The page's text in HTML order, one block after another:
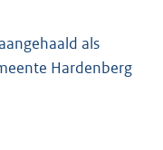
als
Hardenberg